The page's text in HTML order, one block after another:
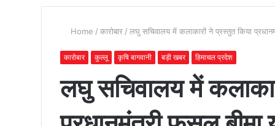
भक्ति
भावना
जगाने
Home / कारोबार / लघु सचिवालय में कलाकारों ने प्रस्तुत किया
कारोबार कुल्लू कृषि बागवानी बड़ी खबर हिमाचल प्रदेश
लघु सचिवालय में